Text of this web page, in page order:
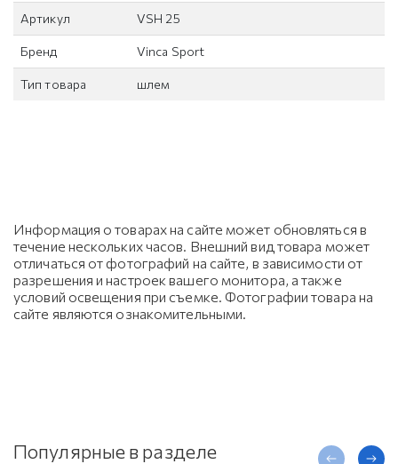
Артикул VSH 25
Бренд Vinca Sport
Тип товара шлем
Информация о товарах на сайте может обновляться в
течение нескольких часов. Внешний вид товара может
отличаться от фотографий на сайте, в зависимости от
разрешения и настроек вашего монитора, а также
условий освещения при съемке. Фотографии товара на
сайте являются ознакомительными.
Популярные в разделе